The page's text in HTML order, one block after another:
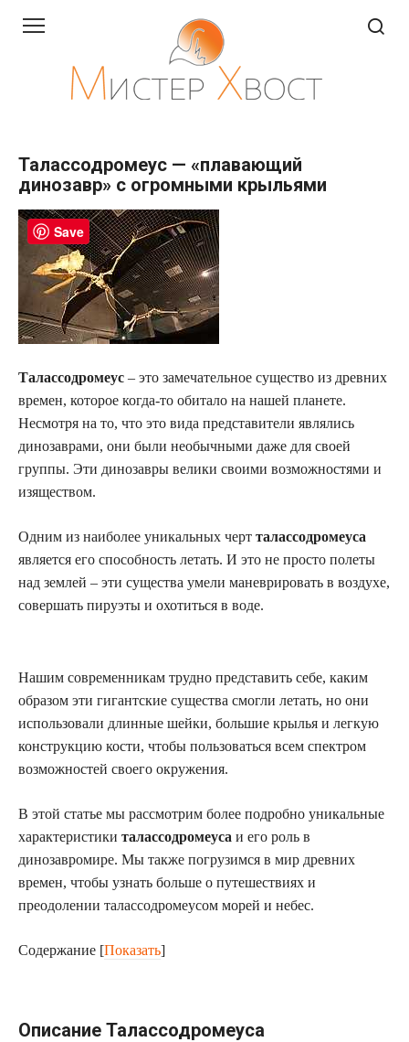
Талассодромеус — «плавающий
динозавр» с огромными крыльями
Талассодромеус – это замечательное существо из древних
времен, которое когда-то обитало на нашей планете.
Несмотря на то, что это вида представители являлись
динозаврами, они были необычными даже для своей
группы. Эти динозавры велики своими возможностями и
изяществом.
Одним из наиболее уникальных черт талассодромеуса
является его способность летать. И это не просто полеты
над землей – эти существа умели маневрировать в воздухе,
совершать пируэты и охотиться в воде.
Нашим современникам трудно представить себе, каким
образом эти гигантские существа смогли летать, но они
использовали длинные шейки, большие крылья и легкую
конструкцию кости, чтобы пользоваться всем спектром
возможностей своего окружения.
В этой статье мы рассмотрим более подробно уникальные
характеристики талассодромеуса и его роль в
динозавромире. Мы также погрузимся в мир древних
времен, чтобы узнать больше о путешествиях и
преодолении талассодромеусом морей и небес.
Содержание [Показать]
Описание Талассодромеуса
Save